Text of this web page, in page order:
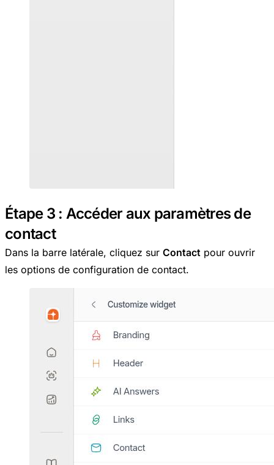
Étape 3 : Accéder aux paramètres de
contact
Dans la barre latérale, cliquez sur Contact pour ouvrir
les options de configuration de contact.